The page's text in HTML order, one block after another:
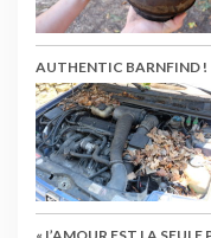
AUTHENTIC BARNFIND !